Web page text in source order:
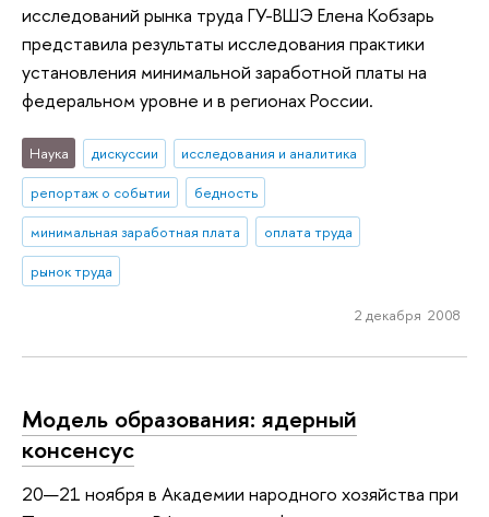
исследований рынка труда ГУ-ВШЭ Елена Кобзарь
представила результаты исследования практики
установления минимальной заработной платы на
федеральном уровне и в регионах России.
Наука дискуссии
исследования и аналитика
репортаж о событии
бедность
минимальная заработная плата
оплата труда
рынок труда
2 декабря 2008
Модель образования: ядерный
консенсус
20—21 ноября в Академии народного хозяйства при